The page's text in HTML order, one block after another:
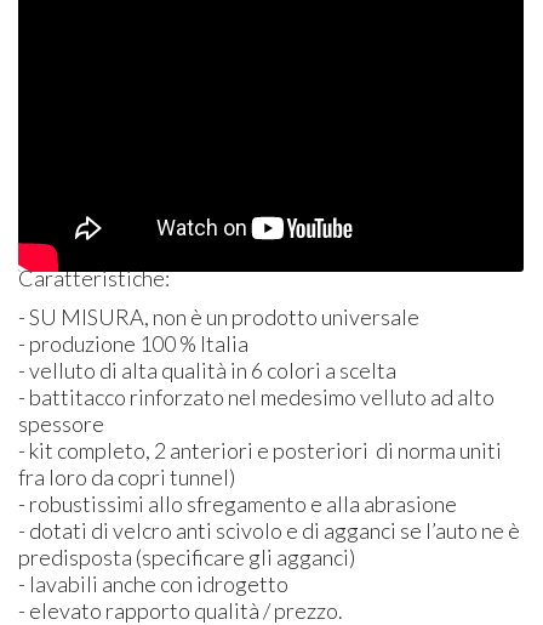
Caratteristiche:
- SU MISURA, non è un prodotto universale
- produzione 100 % Italia
- velluto di alta qualità in 6 colori a scelta
- battitacco rinforzato nel medesimo velluto ad alto
spessore
- kit completo, 2 anteriori e posteriori di norma uniti
fra loro da copri tunnel)
- robustissimi allo sfregamento e alla abrasione
- dotati di velcro anti scivolo e di agganci se l’auto ne è
predisposta (specificare gli agganci)
- lavabili anche con idrogetto
- elevato rapporto qualità / prezzo.